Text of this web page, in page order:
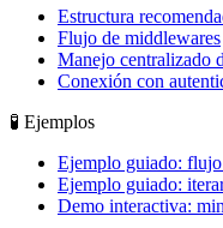
Estructura
Flujo de middlewares
Manejo centralizado
Conexión con
🧪 Ejemplos
Ejemplo guiado:
Ejemplo guiado:
Demo interactiva: